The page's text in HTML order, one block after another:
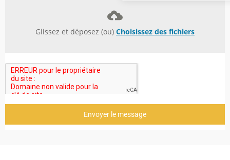
Glissez et déposez (ou) Choisissez des fichiers
Envoyer le message